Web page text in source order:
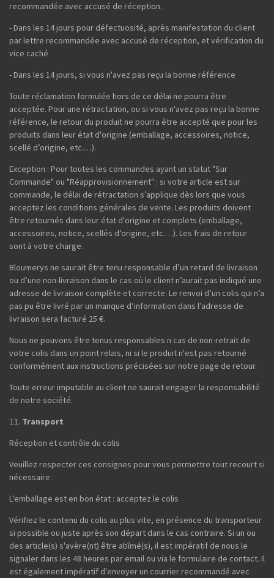
recommandée avec accusé de réception.
- Dans les 14 jours pour défectuosité, après manifestation du client
par lettre recommandée avec accusé de réception, et vérification du
vice caché
- Dans les 14 jours, si vous n'avez pas reçu la bonne référence
Toute réclamation formulée hors de ce délai ne pourra être
acceptée. Pour une rétractation, ou si vous n'avez pas reçu la bonne
référence, le retour du produit ne pourra être accepté que pour les
produits dans leur état d'origine (emballage, accessoires, notice,
scellé d’origine, etc.…).
Exception : Pour toutes les commandes ayant un statut "Sur
Commande" ou "Réapprovisionnement" : si votre article est sur
commande, le délai de rétractation s’applique dès lors que vous
acceptez les conditions générales de vente. Les produits doivent
être retournés dans leur état d'origine et complets (emballage,
accessoires, notice, scellés d’origine, etc.…). Les frais de retour
sont à votre charge.
Bloumerys ne saurait être tenu responsable d’un retard de livraison
ou d’une non-livraison dans le cas où le client n’aurait pas indiqué une
adresse de livraison complète et correcte. Le renvoi d’un colis qui n’a
pas pu être livré par un manque d’information dans l’adresse de
livraison sera facturé 25 €.
Nous ne pouvons être tenus responsables n cas de non-retrait de
votre colis dans un point relais, ni si le produit n'est pas retourné
conformément aux instructions précisées sur notre page de retour.
Toute erreur imputable au client ne saurait engager la responsabilité
de notre société.
Transport
Réception et contrôle du colis
Veuillez respecter ces consignes pour vous permettre tout recourt si
nécessaire :
L'emballage est en bon état : acceptez le colis
Vérifiez le contenu du colis au plus vite, en présence du transporteur
si possible ou juste après son départ dans le cas contraire. Si un ou
des article(s) s'avère(nt) être abîmé(s), il est impératif de nous le
signaler dans les 48 heures par email ou via le formulaire de contact. Il
est également impératif d'envoyer un courrier recommandé avec